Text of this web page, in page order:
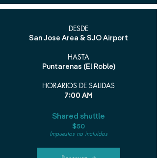
DESDE
San Jose Area & SJO Airport
HASTA
Puntarenas (El Roble)
HORARIOS DE SALIDAS
7:00 AM
Shared shuttle
$50
Impuestos no incluidos